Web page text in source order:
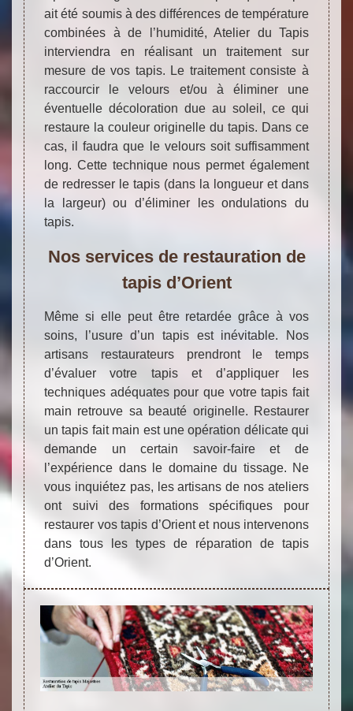
ait été soumis à des différences de température
combinées à de l’humidité, Atelier du Tapis
interviendra en réalisant un traitement sur
mesure de vos tapis. Le traitement consiste à
raccourcir le velours et/ou à éliminer une
éventuelle décoloration due au soleil, ce qui
restaure la couleur originelle du tapis. Dans ce
cas, il faudra que le velours soit suffisamment
long. Cette technique nous permet également
de redresser le tapis (dans la longueur et dans
la largeur) ou d’éliminer les ondulations du
tapis.
Nos services de restauration de
tapis d’Orient
Même si elle peut être retardée grâce à vos
soins, l’usure d’un tapis est inévitable. Nos
artisans restaurateurs prendront le temps
d’évaluer votre tapis et d’appliquer les
techniques adéquates pour que votre tapis fait
main retrouve sa beauté originelle. Restaurer
un tapis fait main est une opération délicate qui
demande un certain savoir-faire et de
l’expérience dans le domaine du tissage. Ne
vous inquiétez pas, les artisans de nos ateliers
ont suivi des formations spécifiques pour
restaurer vos tapis d’Orient et nous intervenons
dans tous les types de réparation de tapis
d’Orient.